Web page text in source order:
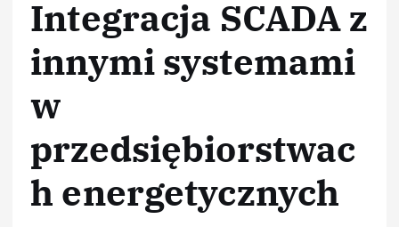
Integracja SCADA z
innymi systemami
w
przedsiębiorstwac
h energetycznych